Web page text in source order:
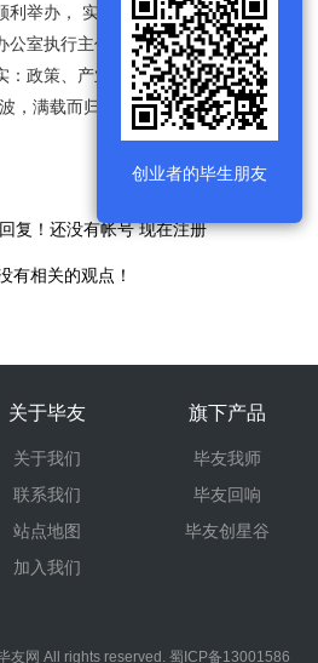
动，全链条服务+资本双轮驱动
利举办， 实战案例复盘+底层2026-04-03
公室执行主任李珊：中亚出海2026-02-27
：政策、产业、情谊的三重跨2025-12-09
，满载而归——跨境合作落定2025-12-08
复！还没有帐号现在注册
有相关的观点！
关于毕友
关于我们
联系我们
站点地图
加入我们
旗下产品
毕友我师
毕友回响
毕友创星谷
友网 All rights reserved. 蜀ICP备13001586
创业者的毕生朋友